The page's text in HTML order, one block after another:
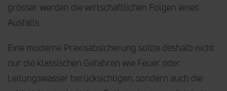
grösser werden die wirtschaftlichen Folgen eines
Ausfalls.
Eine moderne Praxisabsicherung sollte deshalb nicht
nur die klassischen Gefahren wie Feuer oder
Leitungswasser berücksichtigen, sondern auch die